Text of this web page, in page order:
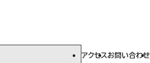
アクセスお問い合わせ